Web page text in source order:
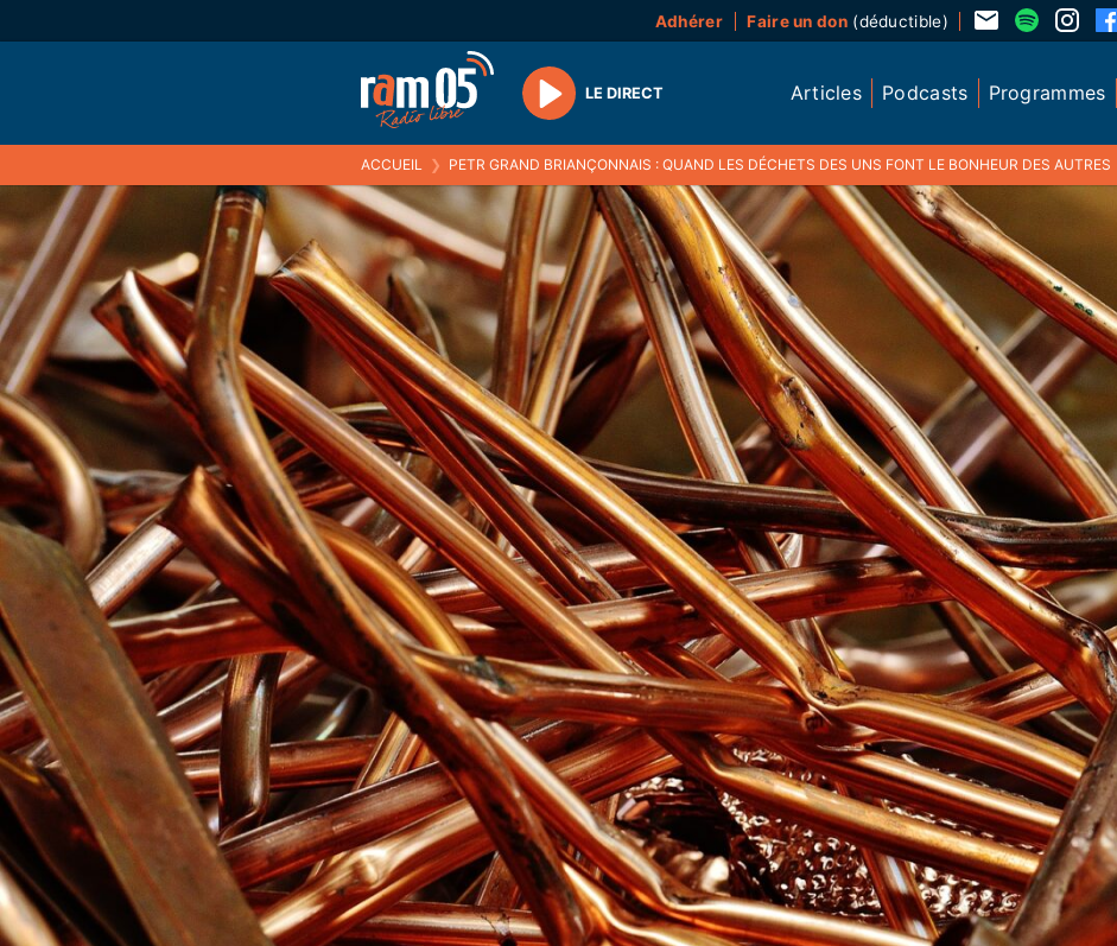
Adhérer Faire un don(déductible)
Play
LE DIRECT Articles Podcasts Programmes
ACCUEIL ❯ PETR GRAND BRIANÇONNAIS : QUAND LES DÉCHETS DES UNS FONT LE BONHEUR DES AUTRES